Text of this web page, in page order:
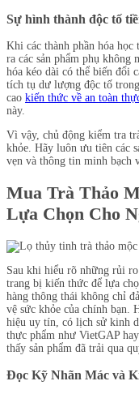
Sự hình thành độc tố
Khi các thành phần hóa
ra các sản phẩm phụ
hóa kéo dài có thể biến đổi
tích tụ dư lượng độc tố
cao kiến thức về an toàn
này.
Vì vậy, chủ động kiểm tra
khỏe. Hãy luôn ưu tiên các
vẹn và thông tin minh bạch
Mua Trà Thảo
Lựa Chọn Cho
Sau khi hiểu rõ những rủi
trang bị kiến thức để lựa
hàng thông thái không chỉ
vệ sức khỏe của chính bạn.
hiệu uy tín, có lịch sử kinh
thực phẩm như VietGAP
thấy sản phẩm đã trải qua
Đọc Kỹ Nhãn Mác và